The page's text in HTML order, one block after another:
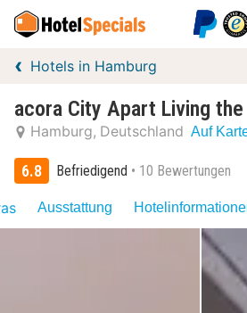
Hotels in Hamburg
acora City Apart Living
Hamburg Deutschland Auf
6.8 Befriedigend 10 Bewertungen
Ausstattung